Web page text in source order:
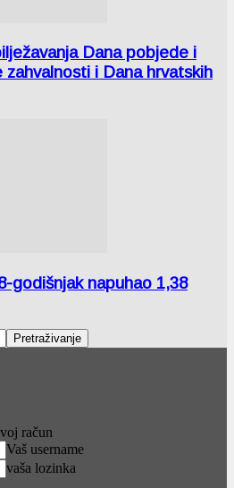
Dana pobjede i
zahvalnosti i Dana hrvatskih
godišnjak napuhao 1,38
račun
Vaš username
vaša lozinka